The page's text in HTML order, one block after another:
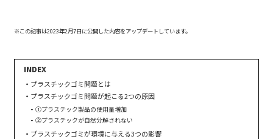
※この記事は2023年2月7日に公開した内容をアップデートしています。
プラスチックゴミ問題とは
プラスチックゴミ問題が起こる2つの原因
①プラスチック製品の使用量増加
②プラスチックが自然分解されない
プラスチックゴミが環境に与える3つの影響